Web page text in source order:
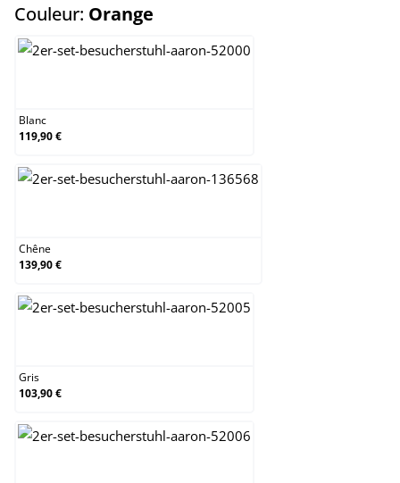
Couleur: Orange
Blanc
119,90 €
Chêne
139,90 €
Gris
103,90 €